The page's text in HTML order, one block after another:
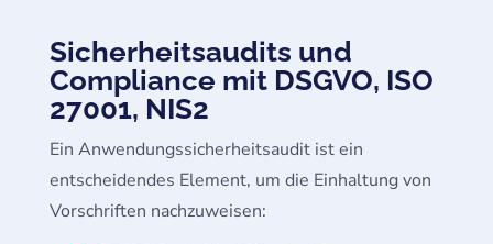
Sicherheitsaudits und
Compliance mit DSGVO, ISO
27001, NIS2
Ein Anwendungssicherheitsaudit ist ein
entscheidendes Element, um die Einhaltung von
Vorschriften nachzuweisen: